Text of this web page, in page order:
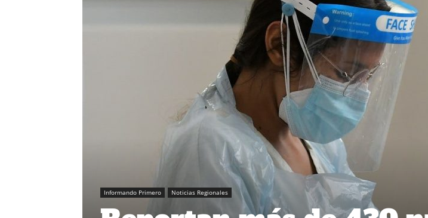
Informando Primero Noticias Regionales